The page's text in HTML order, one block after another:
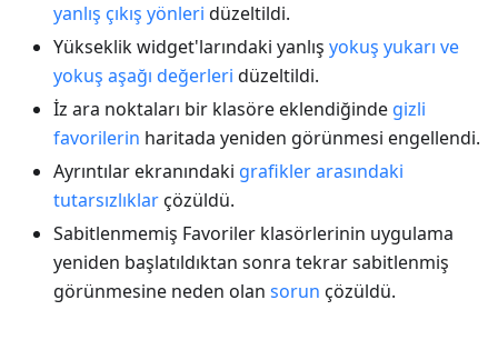
yanlış çıkış yönleri düzeltildi.
Yükseklik widget'larındaki yanlış yokuş yukarı ve
yokuş aşağı değerleri düzeltildi.
İz ara noktaları bir klasöre eklendiğinde gizli
favorilerin haritada yeniden görünmesi engellendi.
Ayrıntılar ekranındaki grafikler arasındaki
tutarsızlıklarçözüldü.
Sabitlenmemiş Favoriler klasörlerinin uygulama
yeniden başlatıldıktan sonra tekrar sabitlenmiş
görünmesine neden olan sorun çözüldü.